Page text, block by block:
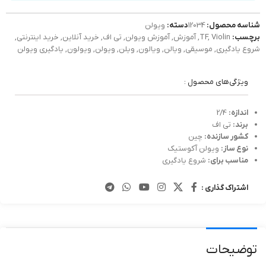
شناسه محصول:12034دسته: ویولن
برچسب:
TF, Violin
,آموزش,آموزش ویولن, تی اف, خرید آنلاین, خرید اینترنتی,
شروع یادگیری, موسیقی, ویالن, ویالون, ویلن, ویولن, ویولون, یادگیری ویولن
ویژگی‌های محصول :
اندازه:‌
برند: تی اف
کشور سازنده: چین
نوع ساز: ویولن آکوستیک
مناسب برای: شروع یادگیری
اشتراک گذاری :
توضیحات